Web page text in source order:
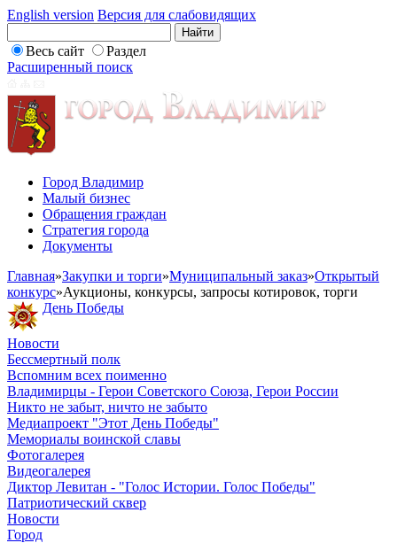
English version Версия для слабовидящих
Весь сайт
Раздел
Расширенный поиск
Город Владимир
Малый бизнес
Обращения граждан
Стратегия города
Документы
Главная»Закупки и торги»Муниципальный заказ»Открытый
конкурс»Аукционы, конкурсы, запросы котировок, торги
День Победы
Новости
Бессмертный полк
Вспомним всех поименно
Владимирцы - Герои Советского Союза, Герои России
Никто не забыт, ничто не забыто
Медиапроект "Этот День Победы"
Мемориалы воинской славы
Фотогалерея
Видеогалерея
Диктор Левитан - "Голос Истории. Голос Победы"
Патриотический сквер
Новости
Город